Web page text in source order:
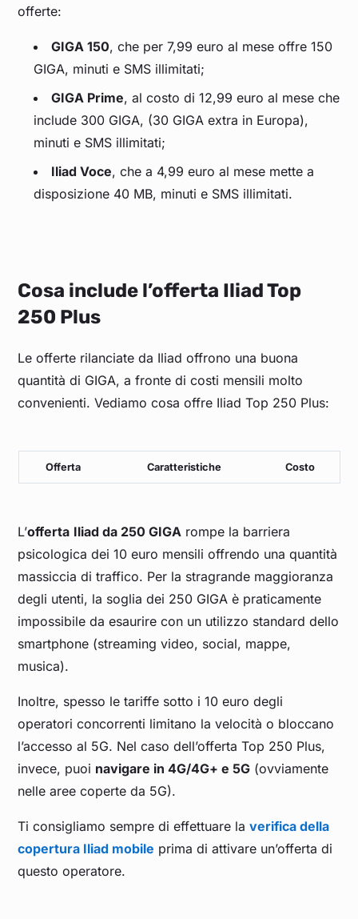
offerte:
GIGA 150, che per 7,99 euro al mese offre 150
GIGA, minuti e SMS illimitati;
GIGA Prime, al costo di 12,99 euro al mese che
include 300 GIGA, (30 GIGA extra in Europa),
minuti e SMS illimitati;
Iliad Voce, che a 4,99 euro al mese mette a
disposizione 40 MB, minuti e SMS illimitati.
Cosa include l’offerta Iliad Top
250 Plus
Le offerte rilanciate da Iliad offrono una buona
quantità di GIGA, a fronte di costi mensili molto
convenienti. Vediamo cosa offre Iliad Top 250 Plus:
Offerta Caratteristiche Costo
L’offerta Iliad da 250 GIGA rompe la barriera
psicologica dei 10 euro mensili offrendo una quantità
massiccia di traffico. Per la stragrande maggioranza
degli utenti, la soglia dei 250 GIGA è praticamente
impossibile da esaurire con un utilizzo standard dello
smartphone (streaming video, social, mappe,
musica).
Inoltre, spesso le tariffe sotto i 10 euro degli
operatori concorrenti limitano la velocità o bloccano
l’accesso al 5G. Nel caso dell’offerta Top 250 Plus,
invece, puoi navigare in 4G/4G+ e 5G (ovviamente
nelle aree coperte da 5G).
Ti consigliamo sempre di effettuare laverifica della
copertura Iliad mobile prima di attivare un’offerta di
questo operatore.